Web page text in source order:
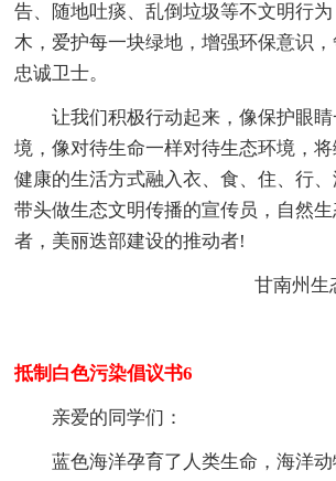
告、随地吐痰、乱倒垃圾等不文明行
木，爱护每一块绿地，增强环保意识
忠诚卫士。
让我们积极行动起来，像保护眼
境，像对待生命一样对待生态环境，
健康的生活方式融入衣、食、住、行、
带头做生态文明传播的宣传员，自然
者，美丽迭部建设的推动者!
甘南州生
抵制白色污染倡议书6
亲爱的同学们：
蓝色海洋孕育了人类生命，海洋